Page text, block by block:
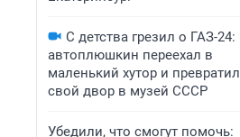
С детства грезил о ГАЗ-24:
автоплюшкин переехал в
маленький хутор и превратил
свой двор в музей СССР
Убедили, что смогут помочь: